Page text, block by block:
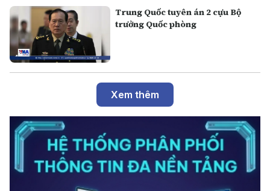
Trung Quốc tuyên án 2 cựu Bộ
trưởng Quốc phòng
Xem thêm